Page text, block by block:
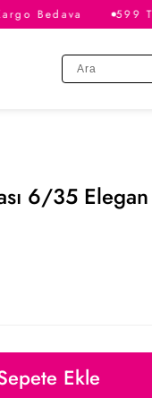
Bedava 599
6/35
Ekle